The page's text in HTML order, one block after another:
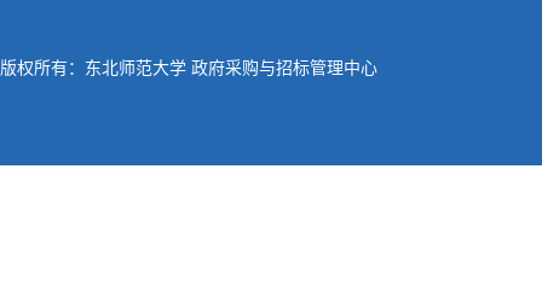
版权所有：东北师范大学 政府采购与招标管理中心